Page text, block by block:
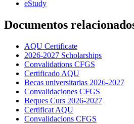
eStudy
Documentos
AQU Certificate
2026-2027 Scholarships
Convalidations CFGS
Certificado AQU
Becas universitarias 2026-2027
Convalidaciones CFGS
Beques Curs 2026-2027
Certificat AQU
Convalidacions CFGS